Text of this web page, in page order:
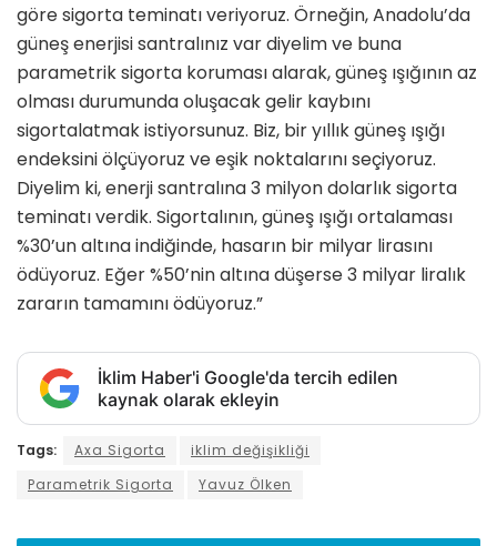
göre sigorta teminatı veriyoruz. Örneğin, Anadolu’da
güneş enerjisi santralınız var diyelim ve buna
parametrik sigorta koruması alarak, güneş ışığının az
olması durumunda oluşacak gelir kaybını
sigortalatmak istiyorsunuz. Biz, bir yıllık güneş ışığı
endeksini ölçüyoruz ve eşik noktalarını seçiyoruz.
Diyelim ki, enerji santralına 3 milyon dolarlık sigorta
teminatı verdik. Sigortalının, güneş ışığı ortalaması
%30’un altına indiğinde, hasarın bir milyar lirasını
ödüyoruz. Eğer %50’nin altına düşerse 3 milyar liralık
zararın tamamını ödüyoruz.”
İklim Haber'i Google'da tercih edilen
kaynak olarak ekleyin
Tags: Axa Sigorta
iklim değişikliği
Parametrik Sigorta
Yavuz Ölken